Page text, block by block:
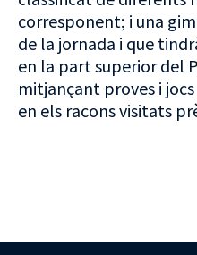
corresponent; i una
de la jornada i que
en la part superior del
mitjançant proves i
en els racons visitats